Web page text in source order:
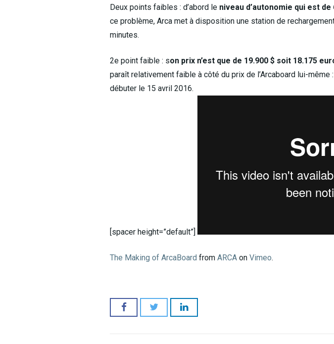
Deux points faibles : d’abord le niveau d’autonomie qui est de
ce problème, Arca met à disposition une station de
minutes.
2e point faible : son prix n’est que de 19.900 $ soit 18.175
paraît relativement faible à côté du prix de l’Arcaboard lui-
débuter le 15 avril 2016.
[spacer height=”default”]
The Making of ArcaBoard from ARCA on Vimeo.